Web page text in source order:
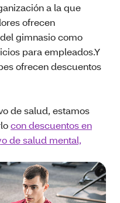
a la que
ofrecen
gimnasio como
para empleados.Y
ofrecen descuentos
de salud, estamos
con descuentos en
de salud mental,